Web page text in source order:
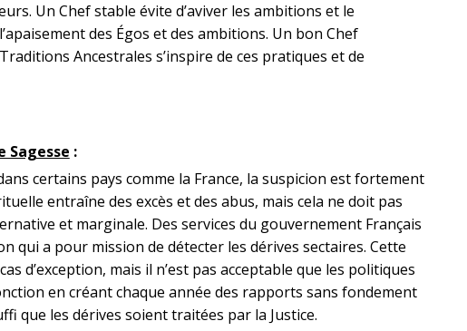
Un Chef stable évite d’aviver les ambitions et le
des Égos et des ambitions. Un bon Chef
Ancestrales s’inspire de ces pratiques et de
Sagesse :
certains pays comme la France, la suspicion est fortement
entraîne des excès et des abus, mais cela ne doit pas
et marginale. Des services du gouvernement Français
qui a pour mission de détecter les dérives sectaires. Cette
d’exception, mais il n’est pas acceptable que les politiques
en créantchaque année des rapports sans fondement
que les dérives soient traitées par la Justice.